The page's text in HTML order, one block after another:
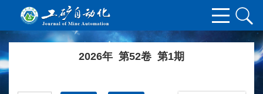
2026年 第52卷 第1期